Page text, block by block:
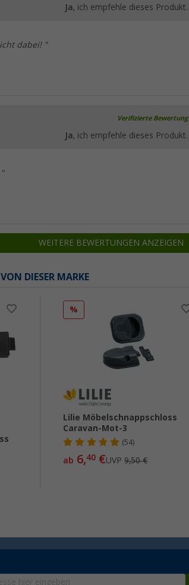
Ja, ich empfehle dieses Produkt.
dabei! "
Verifizierte Bewertung
Ja, ich empfehle dieses Produkt.
WEITERE BEWERTUNGEN ANZEIGEN
DIESER MARKE
%
Lilie Möbelschnappschloss
Caravan-Mot-3
(54)
ab 6,40 €UVP9,50 €